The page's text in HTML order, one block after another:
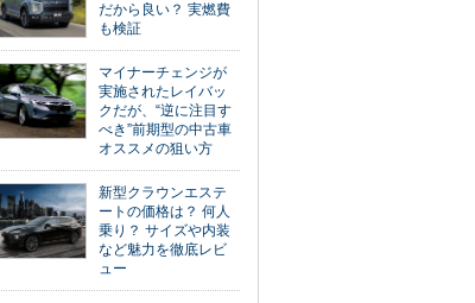
だから良い？ 実燃費
も検証
マイナーチェンジが
実施されたレイバッ
クだが、“逆に注目す
べき”前期型の中古車
オススメの狙い方
新型クラウンエステ
ートの価格は？ 何人
乗り？ サイズや内装
など魅力を徹底レビ
ュー